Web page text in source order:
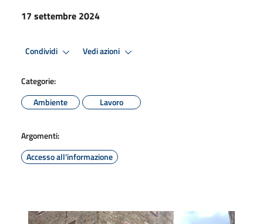
17 settembre 2024
Condividi Vedi azioni
Categorie:
Ambiente
Lavoro
Argomenti:
Accesso all'informazione